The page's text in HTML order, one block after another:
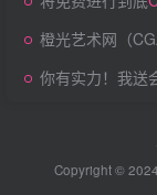
橙光艺术网（
你有实力！我送
Copyright © 2024